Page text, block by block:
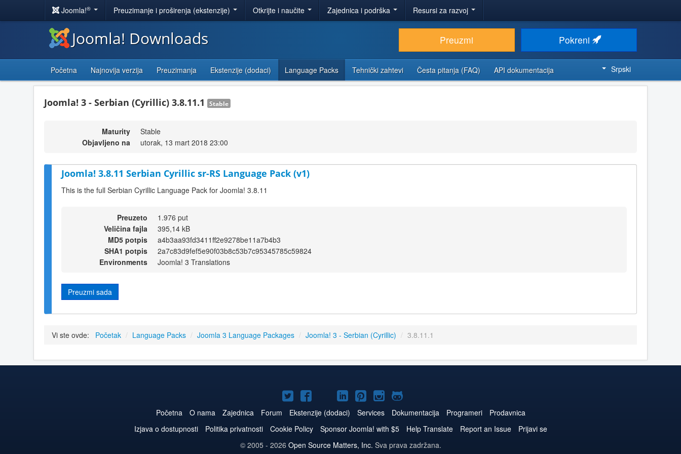
Joomla!® Preuzimanje i proširenja (ekstenzije) Otkrijte i naučite Zajednica i podrška Resursi za razvoj
Joomla! Downloads Preuzmi Pokreni
Početna Najnovija verzija Preuzimanja Ekstenzije (dodaci) Language Packs Tehnički zahtevi Česta pitanja (FAQ) API dokumentacija Srpski
Joomla! 3 - Serbian (Cyrillic) 3.8.11.1 Stable
Maturity
Stable
Objavljeno na
utorak, 13 mart 2018 23:00
Joomla! 3.8.11 Serbian Cyrillic sr-RS Language Pack (v1)
This is the full Serbian Cyrillic Language Pack for Joomla! 3.8.11
Preuzeto
1.976 put
Veličina fajla
395,14 kB
MD5 potpis
a4b3aa93fd3411ff2e9278be11a7b4b3
SHA1 potpis
2a7c83d9fef5e90f03b8c53b7c95345785c59824
Environments
Joomla! 3 Translations
Preuzmi sada
Vi ste ovde: Početak / Language Packs / Joomla 3 Language Packages / Joomla! 3 - Serbian (Cyrillic) / 3.8.11.1
Joomla!
na
Twitteru
Joomla!
na
Facebooku
Joomla!
na
YouTube
Joomla!
naLinkedIn
Joomla!
na
Pinterest
Joomla!
na
Instagram
Joomla!
na
GitHub
Početna O nama Zajednica Forum Ekstenzije (dodaci) Services Dokumentacija Programeri
Prodavnica
Izjava o dostupnosti
Politika privatnosti Cookie Policy Sponsor Joomla! with $5 Help Translate Report an Issue
Prijavi se
© 2005 - 2026 Open Source Matters, Inc. Sva prava zadržana.